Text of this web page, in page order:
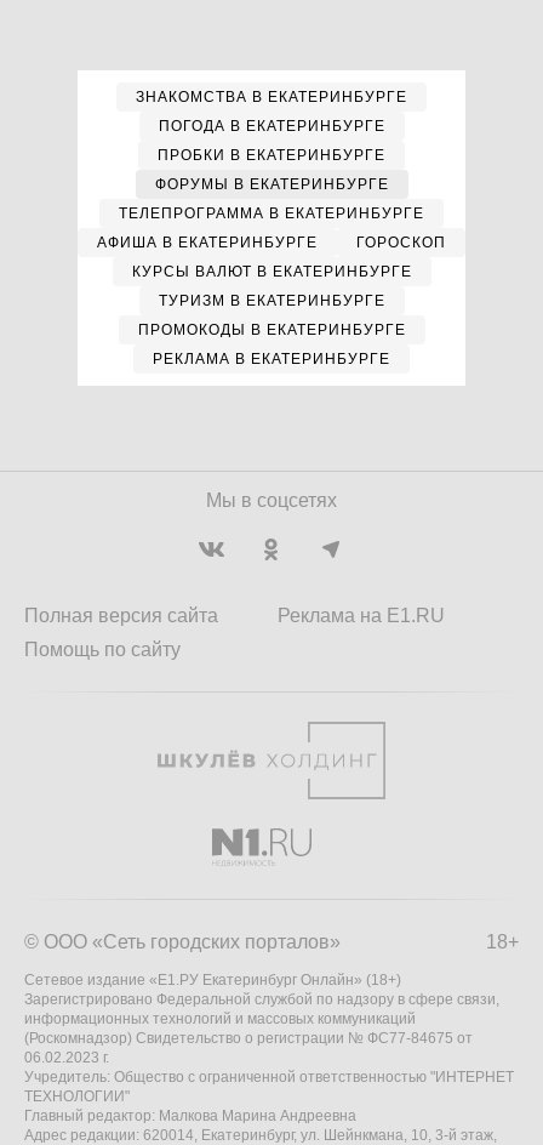
ЗНАКОМСТВА В ЕКАТЕРИНБУРГЕ
ПОГОДА В ЕКАТЕРИНБУРГЕ
ПРОБКИ В ЕКАТЕРИНБУРГЕ
ФОРУМЫ В ЕКАТЕРИНБУРГЕ
ТЕЛЕПРОГРАММА В ЕКАТЕРИНБУРГЕ
АФИША В ЕКАТЕРИНБУРГЕ
ГОРОСКОП
КУРСЫ ВАЛЮТ В ЕКАТЕРИНБУРГЕ
ТУРИЗМ В ЕКАТЕРИНБУРГЕ
ПРОМОКОДЫ В ЕКАТЕРИНБУРГЕ
РЕКЛАМА В ЕКАТЕРИНБУРГЕ
Мы в соцсетях
Полная версия сайта
Помощь по сайту
Реклама на E1.RU
18+
© ООО «Сеть городских порталов»
Сетевое издание «Е1.РУ Екатеринбург Онлайн» (18+)
Зарегистрировано Федеральной службой по надзору в сфере связи,
информационных технологий и массовых коммуникаций
(Роскомнадзор) Свидетельство о регистрации № ФС77-84675 от
06.02.2023 г.
Учредитель: Общество с ограниченной ответственностью "ИНТЕРНЕТ
ТЕХНОЛОГИИ"
Главный редактор: Малкова Марина Андреевна
Адрес редакции: 620014, Екатеринбург, ул. Шейнкмана, 10, 3-й этаж,